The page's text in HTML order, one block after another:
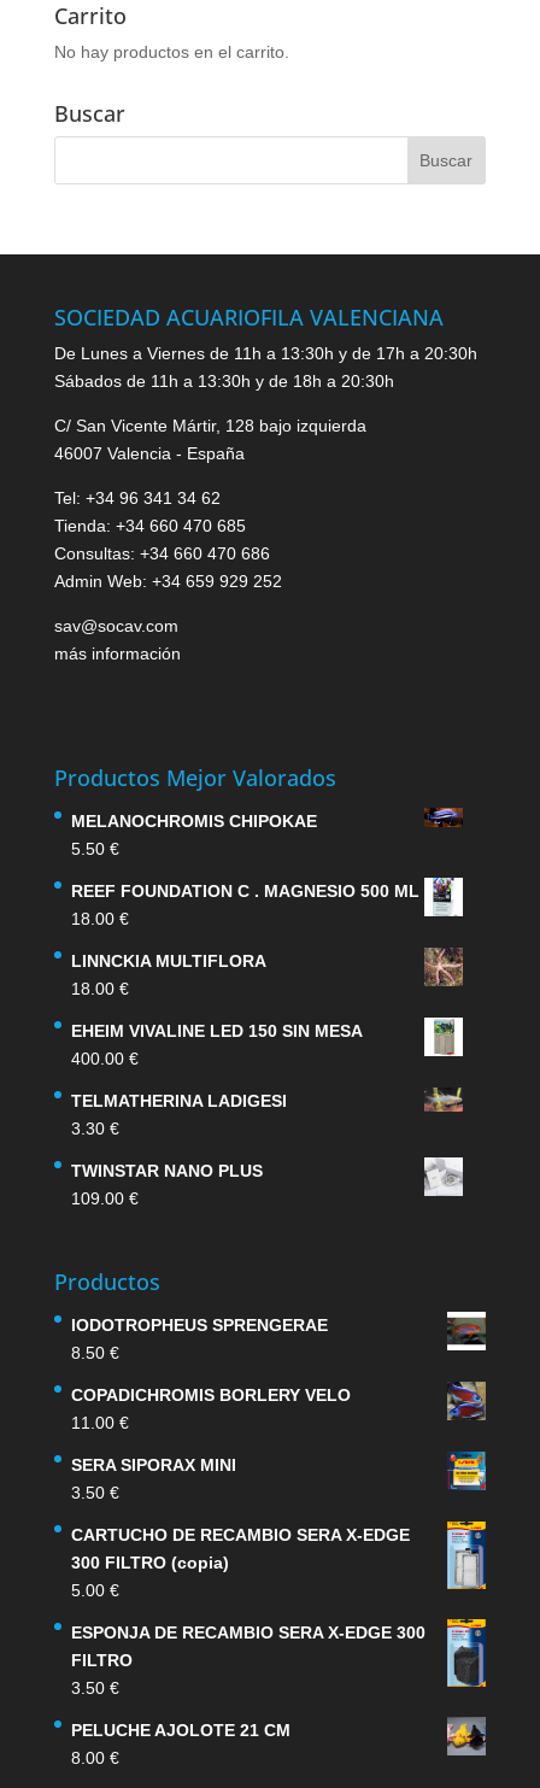
Carrito
No hay productos en el carrito.
Buscar
SOCIEDAD ACUARIOFILA VALENCIANA
De Lunes a Viernes de 11h a 13:30h y de 17h a 20:30h
Sábados de 11h a 13:30h y de 18h a 20:30h
C/ San Vicente Mártir, 128 bajo izquierda
46007 Valencia - España
Tel: +34 96 341 34 62
Tienda: +34 660 470 685
Consultas: +34 660 470 686
Admin Web: +34 659 929 252
sav@socav.com
más información
Productos Mejor Valorados
MELANOCHROMIS CHIPOKAE
5.50 €
REEF FOUNDATION C . MAGNESIO 500 ML
18.00 €
LINNCKIA MULTIFLORA
18.00 €
EHEIM VIVALINE LED 150 SIN MESA
400.00 €
TELMATHERINA LADIGESI
3.30 €
TWINSTAR NANO PLUS
109.00 €
Productos
IODOTROPHEUS SPRENGERAE
8.50 €
COPADICHROMIS BORLERY VELO
11.00 €
SERA SIPORAX MINI
3.50 €
CARTUCHO DE RECAMBIO SERA X-EDGE
300 FILTRO (copia)
5.00 €
ESPONJA DE RECAMBIO SERA X-EDGE 300
FILTRO
3.50 €
PELUCHE AJOLOTE 21 CM
8.00 €